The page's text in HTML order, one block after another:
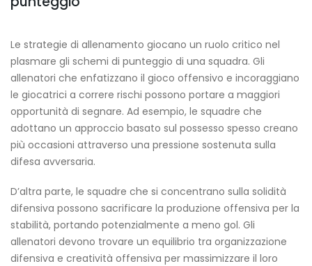
Le strategie di allenamento giocano un ruolo critico nel
plasmare gli schemi di punteggio di una squadra. Gli
allenatori che enfatizzano il gioco offensivo e incoraggiano
le giocatrici a correre rischi possono portare a maggiori
opportunità di segnare. Ad esempio, le squadre che
adottano un approccio basato sul possesso spesso creano
più occasioni attraverso una pressione sostenuta sulla
difesa avversaria.
D’altra parte, le squadre che si concentrano sulla solidità
difensiva possono sacrificare la produzione offensiva per la
stabilità, portando potenzialmente a meno gol. Gli
allenatori devono trovare un equilibrio tra organizzazione
difensiva e creatività offensiva per massimizzare il loro